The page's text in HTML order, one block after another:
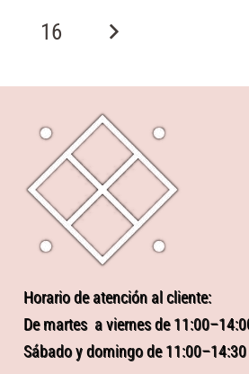
16
Horario de atención al cliente:
De martes a viernes de
Sábado y domingo de